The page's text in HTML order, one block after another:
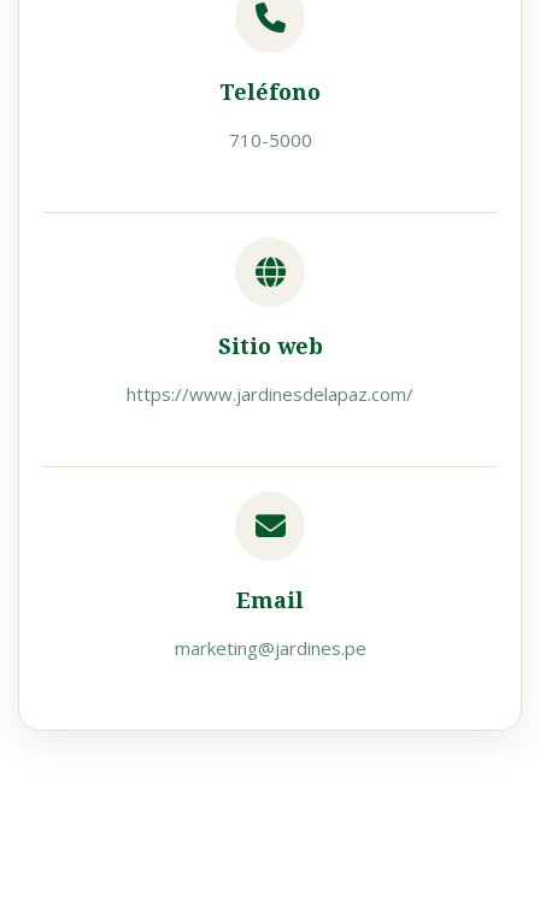
Teléfono
710-5000
Sitio web
https://www.jardinesdelapaz.com/
Email
marketing@jardines.pe